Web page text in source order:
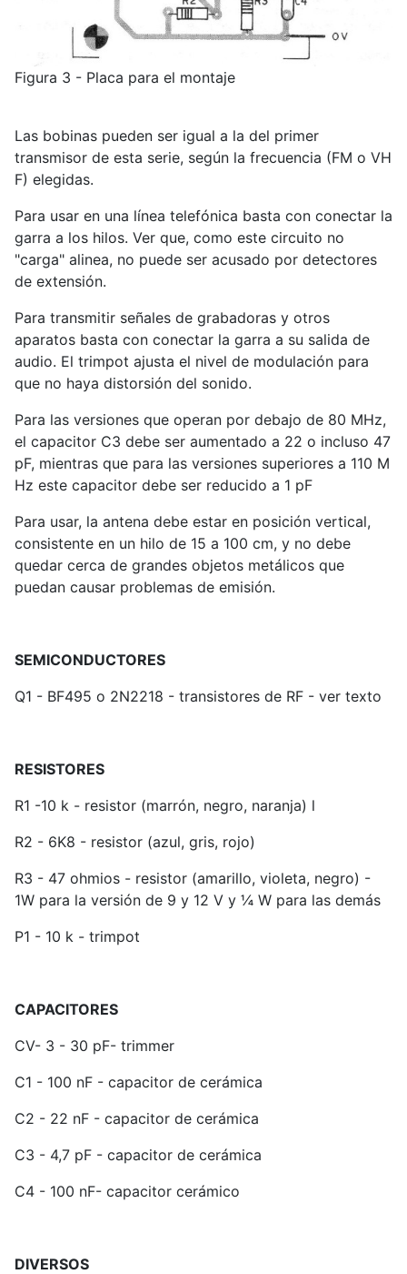
Figura 3 - Placa para el montaje
Las bobinas pueden ser igual a la del primer
transmisor de esta serie, según la frecuencia (FM o VH
F) elegidas.
Para usar en una línea telefónica basta con conectar la
garra a los hilos. Ver que, como este circuito no
"carga" alinea, no puede ser acusado por detectores
de extensión.
Para transmitir señales de grabadoras y otros
aparatos basta con conectar la garra a su salida de
audio. El trimpot ajusta el nivel de modulación para
que no haya distorsión del sonido.
Para las versiones que operan por debajo de 80 MHz,
el capacitor C3 debe ser aumentado a 22 o incluso 47
pF, mientras que para las versiones superiores a 110 M
Hz este capacitor debe ser reducido a 1 pF
Para usar, la antena debe estar en posición vertical,
consistente en un hilo de 15 a 100 cm, y no debe
quedar cerca de grandes objetos metálicos que
puedan causar problemas de emisión.
SEMICONDUCTORES
Q1 - BF495 o 2N2218 - transistores de RF - ver texto
RESISTORES
R1 -10 k - resistor (marrón, negro, naranja) l
R2 - 6K8 - resistor (azul, gris, rojo)
R3 - 47 ohmios - resistor (amarillo, violeta, negro) -
1W para la versión de 9 y 12 V y ¼ W para las demás
P1 - 10 k - trimpot
CAPACITORES
CV- 3 - 30 pF- trimmer
C1 - 100 nF - capacitor de cerámica
C2 - 22 nF - capacitor de cerámica
C3 - 4,7 pF - capacitor de cerámica
C4 - 100 nF- capacitor cerámico
DIVERSOS